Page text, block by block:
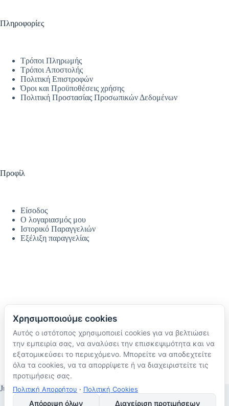
Πληροφορίες
Τρόποι Πληρωμής
Τρόποι Αποστολής
Πολιτική Επιστροφών
Όροι και Προϋποθέσεις χρήσης
Πολιτική Προστασίας Προσωπικών Δεδομένων
Προφίλ
Είσοδος
Ο λογαριασμός μου
Ιστορικό Παραγγελιών
Εξέλιξη παραγγελίας
Ακολουθήστε μας
TikTok
Instagram
Facebook
JustMyHome © Copyright 2026
Χρησιμοποιούμε cookies
Αυτός ο ιστότοπος χρησιμοποιεί cookies για να βελτιώσει
την εμπειρία σας, να αναλύσει την επισκεψιμότητα και να
εξατομικεύσει το περιεχόμενο. Μπορείτε να αποδεχτείτε
όλα τα cookies, να τα απορρίψετε ή να διαχειριστείτε τις
προτιμήσεις σας.
Πολιτική Απορρήτου · Πολιτική Cookies
Απόρριψη όλων Διαχείριση προτιμήσεων